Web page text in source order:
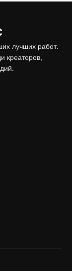
лучших работ.
креаторов,